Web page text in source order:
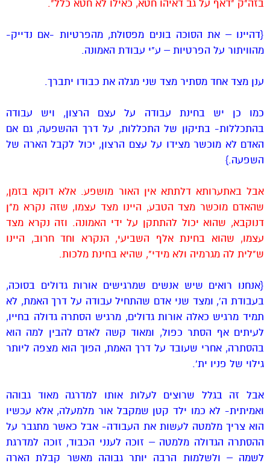
בזה"ק "דאף על גב דאיהו חטא, כאילו לא חטא כלל".
{דהיינו – את הסוכה בונים מפסולת, מהפרטיות -אם נדייק-
מהוויתור על הפרטיות – ע"י עבודת האמונה.
ענן מצד אחד מסתיר מצד שני מגלה את כבודו יתברך.
כמו כן יש בחינת עבודה על עצם הרצון, ויש עבודה
בהתכללות- בתיקון של התכללות, על דרך ההשפעה, גם אם
האדם לא מוכשר מצידו על עצם הרצון, יכול לקבל הארה של
השפעה.}
אבל באתערותא דלתתא אין האור מושפע. אלא דוקא בזמן,
שהאדם מוכשר מצד הטבע, היינו מצד עצמו, שזה נקרא מ"ן
דנוקבא, שהוא יכול להתתקן על ידי האמונה. וזה נקרא מצד
עצמו, שהוא בחינת אלף השביעי, הנקרא וחד חרוב, היינו
ש"לית לה מגרמיה ולא מידי", שהיא בחינת מלכות.
{אנחנו רואים שיש אנשים שמרגישים אורות גדולים בסוכה,
בעבודת ה', ומצד שני אדם שהתחיל עבודה על דרך האמת, לא
תמיד מרגיש כאלה אורות גדולים, מרגיש הסתרה גדולה בחייו,
לעיתים אף הסתר כפול, ומאוד קשה לאדם להבין למה הוא
בהסתרה, אחרי שעובד על דרך האמת, הפוך הוא מצפה ליותר
גילוי של פניו ית'.
אבל זה בגלל שרוצים לעלות אותו למדרגה מאוד גבוהה
ואמיתית- לא כמו ילד קטן שמקבל אור מלמעלה, אלא עכשיו
הוא צריך מלמטה לעשות את העבודה- אבל כאשר מתגבר על
ההסתרה הגדולה מלמטה – זוכה לענני הכבוד, זוכה למדרגת
לשמה – ולשלמות הרבה יותר גבוהה מאשר קבלת הארה